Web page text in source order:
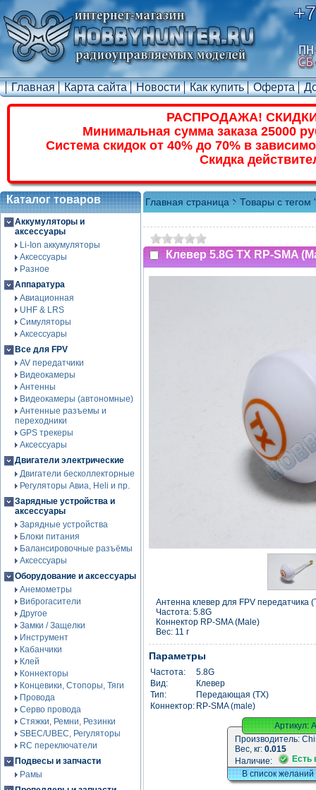
Главная Карта сайта Новости Как купить Оферта
РАСПРОДАЖА!
Минимальная сумма заказа 25000
Система скидок от 40% до 70% в
Скидка
Каталог товаров
Аккумуляторы и
аксессуары
Li-Ion аккумуляторы
Аксессуары
Разное
Аппаратура
Авиационная
UHF & LRS
Симуляторы
Аксессуары
Все для FPV
AV передатчики
Видеокамеры
Антенны
Видеокамеры (автономные)
Антенные разъемы и
переходники
GPS трекеры
Аксессуары
Двигатели электрические
Двигатели бесколлекторные
Регуляторы Авиа, Heli и пр.
Зарядные устройства и
аксессуары
Зарядные устройства
Блоки питания
Балансировочные разъёмы
Аксессуары
Оборудование и аксессуары
Анемометры
Виброгасители
Другое
Замки / Защелки
Инструмент
Кабанчики
Клей
Коннекторы
Концевики, Стопоры, Тяги
Провода
Серво провода
Стяжки, Ремни, Резинки
SBEC/UBEC, Регуляторы
RC переключатели
Подвесы и запчасти
Рамы
Главная страница Товары с тегом
Клевер 5.8G TX RP-SMA
Антенна клевер для FPV передатчика
Частота: 5.8G
Коннектор RP-SMA (Male)
Вес: 11 г
Параметры
Частота:
5.8G
Вид:
Клевер
Тип:
Передающая (TX)
Коннектор: RP-SMA (male)
Артикул:
Производитель:
Вес, кг: 0.015
Наличие:
Есть
В список желаний